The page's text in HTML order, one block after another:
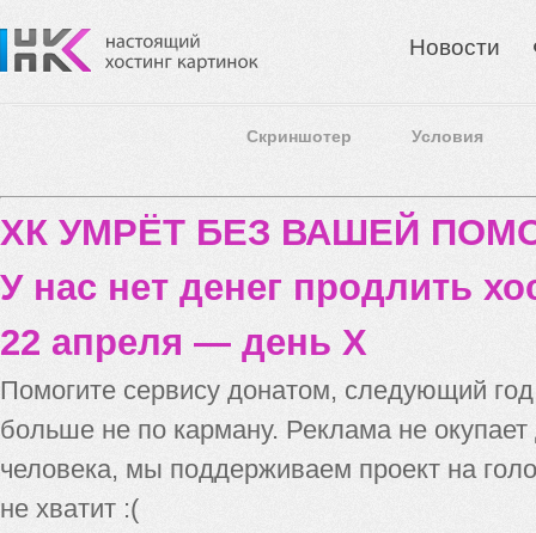
Новости
Скриншотер Условия
ХК УМРЁТ БЕЗ ВАШЕЙ
У нас нет денег продлить
22 апреля — день X
Помогите сервису донатом, следующий
больше не по карману. Реклама не
человека, мы поддерживаем проект на
не хватит :(